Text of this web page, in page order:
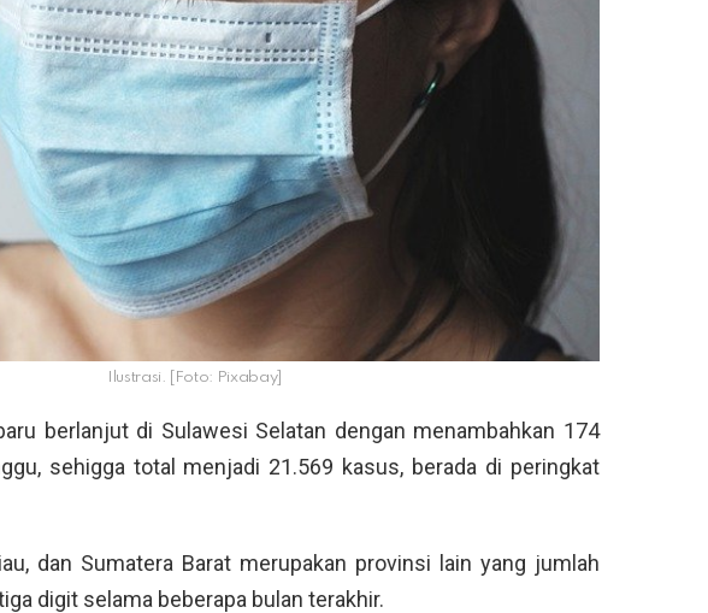
Ilustrasi. [Foto: Pixabay]
berlanjut di Sulawesi Selatan dengan menambahkan 174
sehigga total menjadi 21.569 kasus, berada di peringkat
dan Sumatera Barat merupakan provinsi lain yang jumlah
digit selama beberapa bulan terakhir.